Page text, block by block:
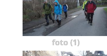
foto (1)